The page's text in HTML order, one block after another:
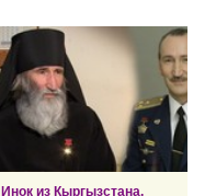
Инок из Кыргызстана.